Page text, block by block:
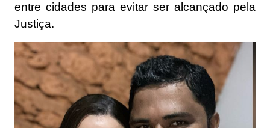
entre cidades para evitar ser alcançado pela
Justiça.